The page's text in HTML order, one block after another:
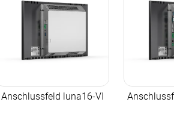
Anschlussfeld luna16-VI